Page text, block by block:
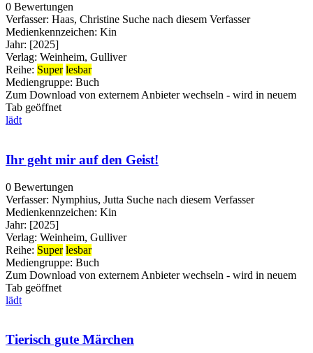
0 Bewertungen
Verfasser: Haas, Christine Suche nach diesem Verfasser
Medienkennzeichen: Kin
Jahr: [2025]
Verlag: Weinheim, Gulliver
Reihe: Super lesbar
Mediengruppe: Buch
Zum Download von externem Anbieter wechseln - wird in neuem
Tab geöffnet
lädt
Ihr geht mir auf den Geist!
0 Bewertungen
Verfasser: Nymphius, Jutta Suche nach diesem Verfasser
Medienkennzeichen: Kin
Jahr: [2025]
Verlag: Weinheim, Gulliver
Reihe: Super lesbar
Mediengruppe: Buch
Zum Download von externem Anbieter wechseln - wird in neuem
Tab geöffnet
lädt
Tierisch gute Märchen